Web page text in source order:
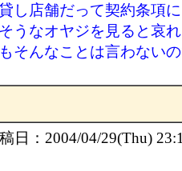
し店舗だって契約条項
うなオヤジを見ると哀
そんなことは言わないの
日：2004/04/29(Thu)